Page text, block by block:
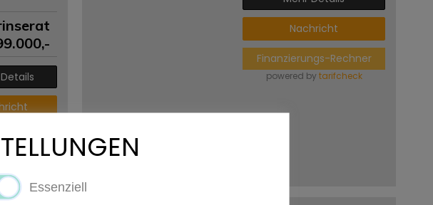
,-
Nachricht
Finanzierungs-Rechner
powered by tarifcheck
Essenziell